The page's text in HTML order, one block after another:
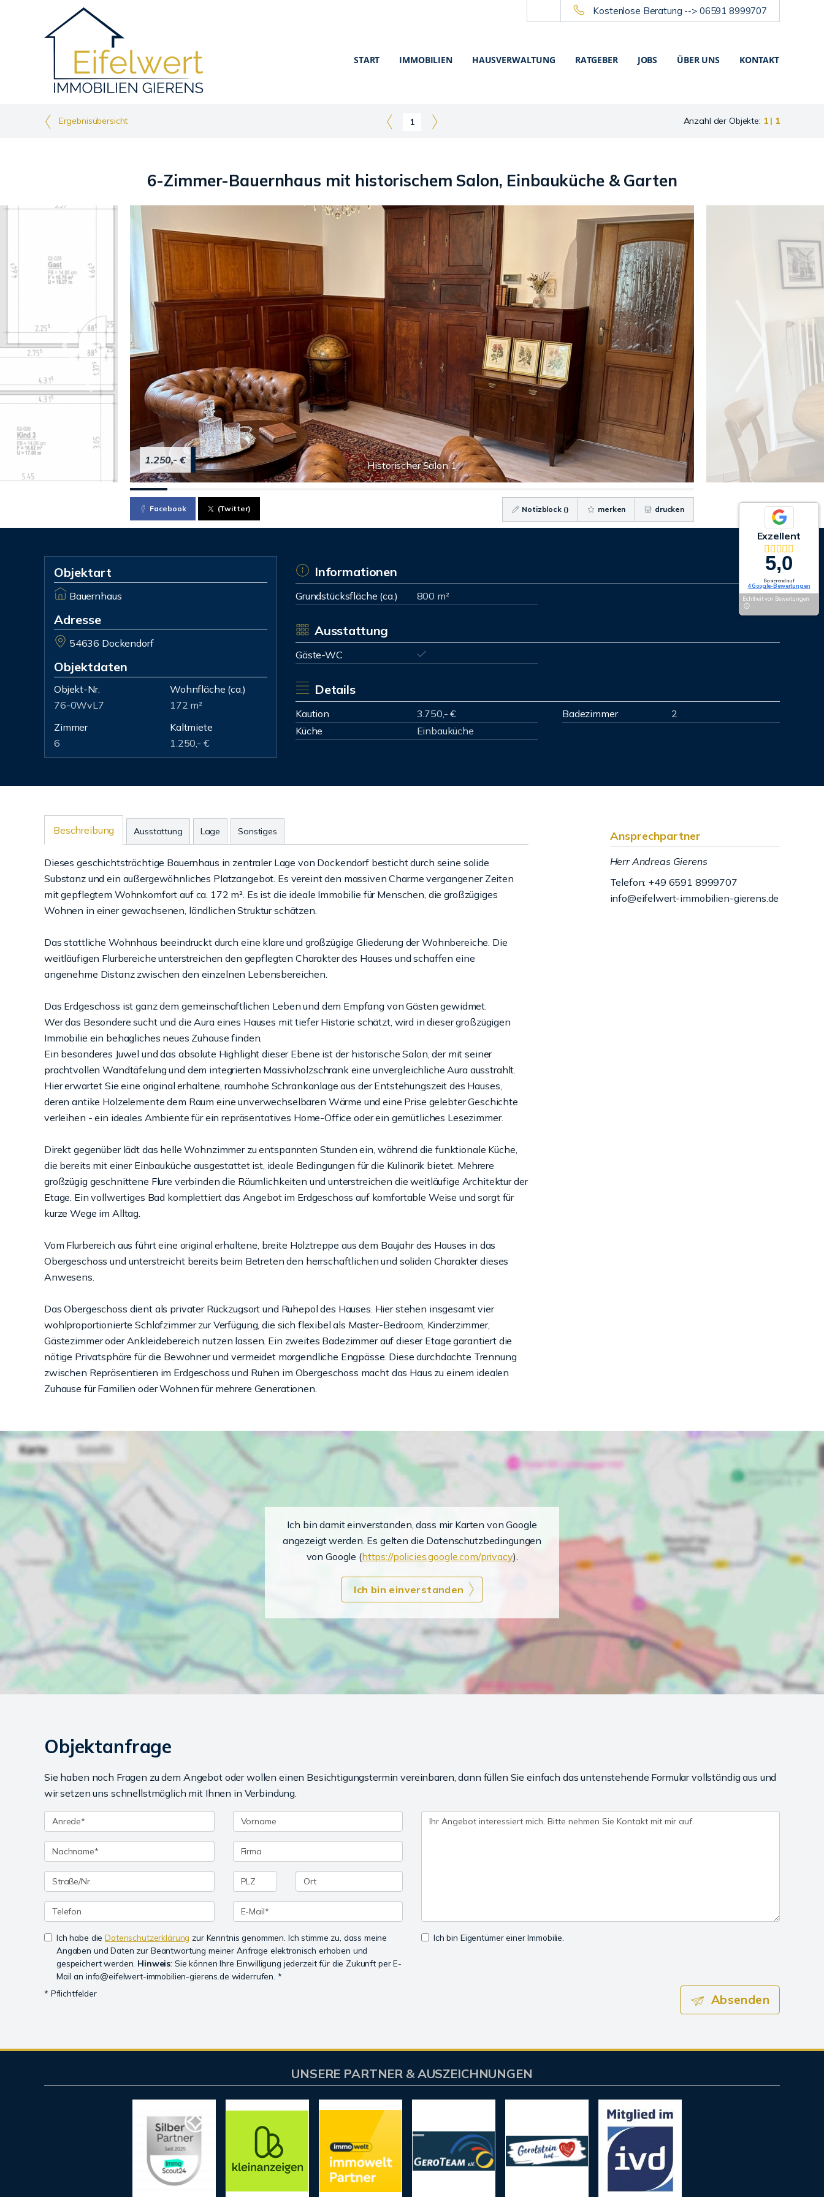
Kostenlose Beratung --> 06591 8999707
START IMMOBILIEN HAUSVERWALTUNG RATGEBER JOBS ÜBER UNS KONTAKT
Ergebnisübersicht 1 Anzahl der Objekte: 1 | 1
6-Zimmer-Bauernhaus mit historischem Salon, Einbauküche & Garten
Historischer Salon 1
1.250,- €
Facebook (Twitter) Notizblock () merken drucken
Objektart
Bauernhaus
Adresse
54636 Dockendorf
Objektdaten
Objekt-Nr.
76-0WvL7
Wohnfläche (ca.)
172 m²
Zimmer
6
Kaltmiete
1.250,- €
Informationen
Grundstücksfläche (ca.) 800 m²
Ausstattung
Gäste-WC
Details
Kaution 3.750,- € Badezimmer
2
Küche
Einbauküche
Beschreibung Ausstattung Lage Sonstiges
Dieses geschichtsträchtige Bauernhaus in zentraler Lage von Dockendorf besticht durch seine solide
Substanz und ein außergewöhnliches Platzangebot. Es vereint den massiven Charme vergangener Zeiten
mit gepflegtem Wohnkomfort auf ca. 172 m². Es ist die ideale Immobilie für Menschen, die großzügiges
Wohnen in einer gewachsenen, ländlichen Struktur schätzen.
Das stattliche Wohnhaus beeindruckt durch eine klare und großzügige Gliederung der Wohnbereiche. Die
weitläufigen Flurbereiche unterstreichen den gepflegten Charakter des Hauses und schaffen eine
angenehme Distanz zwischen den einzelnen Lebensbereichen.
Das Erdgeschoss ist ganz dem gemeinschaftlichen Leben und dem Empfang von Gästen gewidmet.
Wer das Besondere sucht und die Aura eines Hauses mit tiefer Historie schätzt, wird in dieser großzügigen
Immobilie ein behagliches neues Zuhause finden.
Ein besonderes Juwel und das absolute Highlight dieser Ebene ist der historische Salon, der mit seiner
prachtvollen Wandtäfelung und dem integrierten Massivholzschrank eine unvergleichliche Aura ausstrahlt.
Hier erwartet Sie eine original erhaltene, raumhohe Schrankanlage aus der Entstehungszeit des Hauses,
deren antike Holzelemente dem Raum eine unverwechselbaren Wärme und eine Prise gelebter Geschichte
verleihen - ein ideales Ambiente für ein repräsentatives Home-Office oder ein gemütliches Lesezimmer.
Direkt gegenüber lädt das helle Wohnzimmer zu entspannten Stunden ein, während die funktionale Küche,
die bereits mit einer Einbauküche ausgestattet ist, ideale Bedingungen für die Kulinarik bietet. Mehrere
großzügig geschnittene Flure verbinden die Räumlichkeiten und unterstreichen die weitläufige Architektur der
Etage. Ein vollwertiges Bad komplettiert das Angebot im Erdgeschoss auf komfortable Weise und sorgt für
kurze Wege im Alltag.
Vom Flurbereich aus führt eine original erhaltene, breite Holztreppe aus dem Baujahr des Hauses in das
Obergeschoss und unterstreicht bereits beim Betreten den herrschaftlichen und soliden Charakter dieses
Anwesens.
Das Obergeschoss dient als privater Rückzugsort und Ruhepol des Hauses. Hier stehen insgesamt vier
wohlproportionierte Schlafzimmer zur Verfügung, die sich flexibel als Master-Bedroom, Kinderzimmer,
Gästezimmer oder Ankleidebereich nutzen lassen. Ein zweites Badezimmer auf dieser Etage garantiert die
nötige Privatsphäre für die Bewohner und vermeidet morgendliche Engpässe. Diese durchdachte Trennung
zwischen Repräsentieren im Erdgeschoss und Ruhen im Obergeschoss macht das Haus zu einem idealen
Zuhause für Familien oder Wohnen für mehrere Generationen.
Ansprechpartner
Herr Andreas Gierens
Telefon: +49 6591 8999707
info@eifelwert-immobilien-gierens.de
Ich bin damit einverstanden, dass mir Karten von Google
angezeigt werden. Es gelten die Datenschutzbedingungen
von Google (https://policies.google.com/privacy).
Ich bin einverstanden
Objektanfrage
Sie haben noch Fragen zu dem Angebot oder wollen einen Besichtigungstermin vereinbaren, dann füllen Sie einfach das untenstehende Formular vollständig aus und
wir setzen uns schnellstmöglich mit Ihnen in Verbindung.
Ich habe dieDatenschutzerklärung zur Kenntnis genommen. Ich stimme zu, dass meine
Angaben und Daten zur Beantwortung meiner Anfrage elektronisch erhoben und
gespeichert werden. Hinweis: Sie können Ihre Einwilligung jederzeit für die Zukunft per E-
Mail an info@eifelwert-immobilien-gierens.de widerrufen. *
Ich bin Eigentümer einer Immobilie.
* Pflichtfelder Absenden
Exzellent
5,0
Basierend auf
4 Google-Bewertungen
Echtheit von Bewertungen
UNSERE PARTNER & AUSZEICHNUNGEN